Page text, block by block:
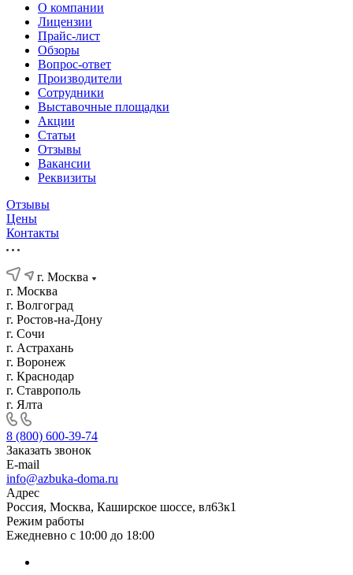
О компании
Лицензии
Прайс-лист
Обзоры
Вопрос-ответ
Производители
Сотрудники
Выставочные площадки
Акции
Статьи
Отзывы
Вакансии
Реквизиты
Отзывы
Цены
Контакты
г. Москва
г. Москва
г. Волгоград
г. Ростов-на-Дону
г. Сочи
г. Астрахань
г. Воронеж
г. Краснодар
г. Ставрополь
г. Ялта
8 (800) 600-39-74
Заказать звонок
E-mail
info@azbuka-doma.ru
Адрес
Россия, Москва, Каширское шоссе, вл63к1
Режим работы
Ежедневно с 10:00 до 18:00